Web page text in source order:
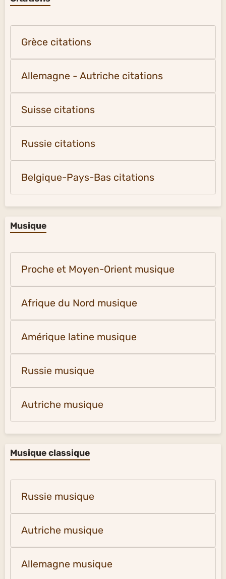
Grèce citations
Allemagne - Autriche citations
Suisse citations
Russie citations
Belgique-Pays-Bas citations
Musique
Proche et Moyen-Orient musique
Afrique du Nord musique
Amérique latine musique
Russie musique
Autriche musique
Musique classique
Russie musique
Autriche musique
Allemagne musique